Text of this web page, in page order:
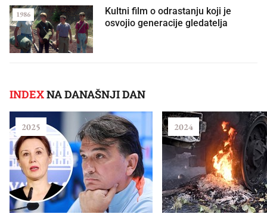
Kultni film o odrastanju koji je
osvojio generacije gledatelja
1986
INDEXNA DANAŠNJI DAN
2025 2024